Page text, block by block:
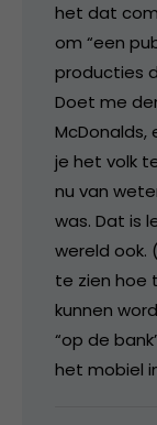
het dat
om “een
producties
Doet me
je het volk
nu van
was. Dat is
wereld ook.
te zien hoe
kunnen
“op de
het mobiel